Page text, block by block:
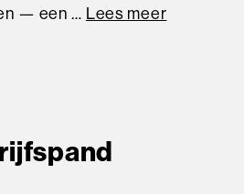
— een … Lees meer